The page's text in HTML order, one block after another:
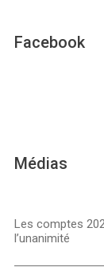
Facebook
Médias
Les comptes
l’unanimité